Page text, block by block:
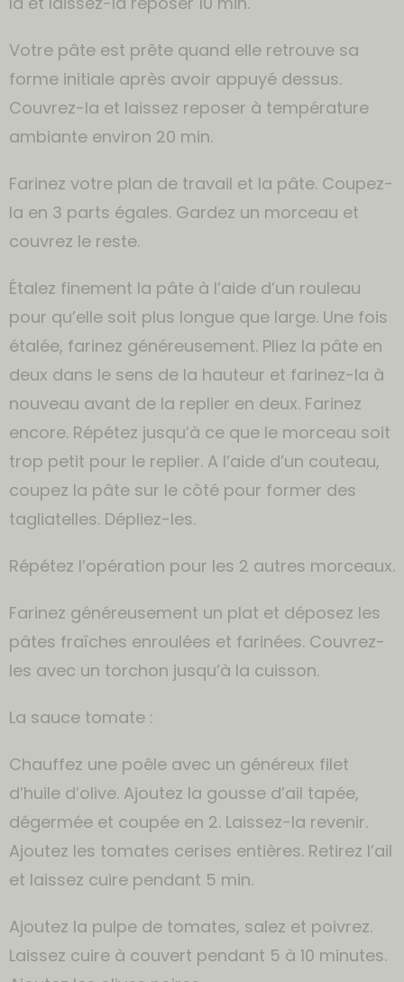
Votre pâte est prête quand elle retrouve sa
forme initiale après avoir appuyé dessus.
Couvrez-la et laissez reposer à température
ambiante environ 20 min.
Farinez votre plan de travail et la pâte. Coupez-
la en 3 parts égales. Gardez un morceau et
couvrez le reste.
Étalez finement la pâte à l’aide d’un rouleau
pour qu’elle soit plus longue que large. Une fois
étalée, farinez généreusement. Pliez la pâte en
deux dans le sens de la hauteur et farinez-la à
nouveau avant de la replier en deux. Farinez
encore. Répétez jusqu’à ce que le morceau soit
trop petit pour le replier. A l’aide d’un couteau,
coupez la pâte sur le côté pour former des
tagliatelles. Dépliez-les.
Répétez l’opération pour les 2 autres morceaux.
Farinez généreusement un plat et déposez les
pâtes fraîches enroulées et farinées. Couvrez-
les avec un torchon jusqu’à la cuisson.
La sauce tomate :
Chauffez une poêle avec un généreux filet
d’huile d’olive. Ajoutez la gousse d’ail tapée,
dégermée et coupée en 2. Laissez-la revenir.
Ajoutez les tomates cerises entières. Retirez l’ail
et laissez cuire pendant 5 min.
Ajoutez la pulpe de tomates, salez et poivrez.
Laissez cuire à couvert pendant 5 à 10 minutes.